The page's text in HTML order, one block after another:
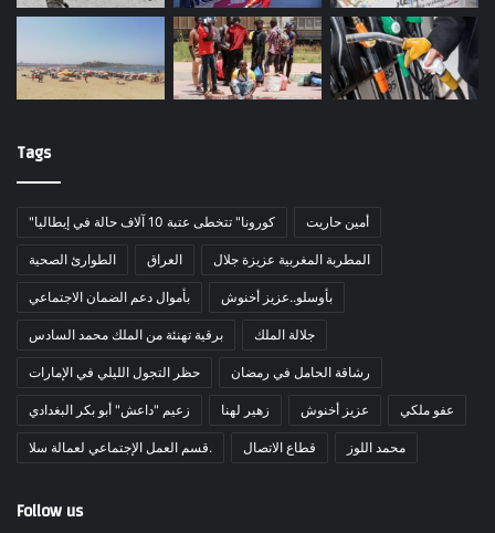
Tags
"كورونا" تتخطى عتبة 10 آلاف حالة في إيطاليا أمين حاريت
الطوارئ الصحية العراق المطربة المغربية عزيزة جلال
بأموال دعم الضمان الاجتماعي بأوسلو..عزيز أخنوش
برقية تهنئة من الملك محمد السادس جلالة الملك
حظر التجول الليلي في الإمارات رشاقة الحامل في رمضان
زعيم "داعش" أبو بكر البغدادي زهير لهنا عزيز أخنوش عفو ملكي
قسم العمل الإجتماعي لعمالة سلا. قطاع الاتصال محمد اللوز
Follow us